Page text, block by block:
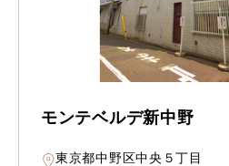
モンテベルデ新中野
東京都中野区中央５丁目